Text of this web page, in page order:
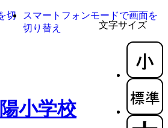
文字サイズ
切
スマートフォンモードで画面を
切り替え
小学校